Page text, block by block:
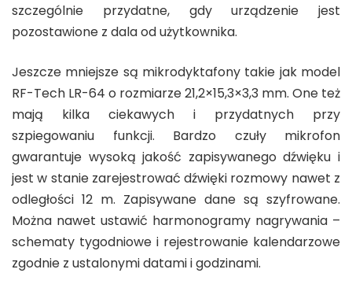
szczególnie przydatne, gdy urządzenie jest
pozostawione z dala od użytkownika.
Jeszcze mniejsze są mikrodyktafony takie jak model
RF-Tech LR-64 o rozmiarze 21,2×15,3×3,3 mm. One też
mają kilka ciekawych i przydatnych przy
szpiegowaniu funkcji. Bardzo czuły mikrofon
gwarantuje wysoką jakość zapisywanego dźwięku i
jest w stanie zarejestrować dźwięki rozmowy nawet z
odległości 12 m. Zapisywane dane są szyfrowane.
Można nawet ustawić harmonogramy nagrywania –
schematy tygodniowe i rejestrowanie kalendarzowe
zgodnie z ustalonymi datami i godzinami.